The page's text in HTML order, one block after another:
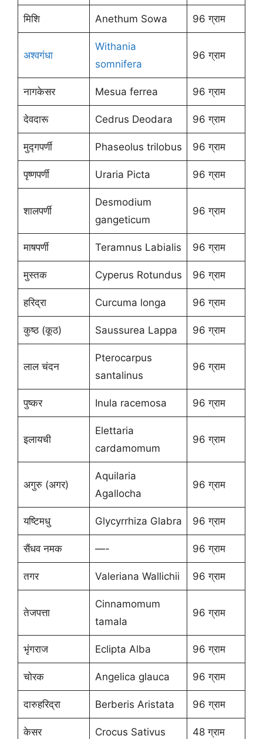
मिशि Anethum Sowa 96 ग्राम
अश्वगंधा
Withania
somnifera
96 ग्राम
नागकेसर Mesua ferrea 96 ग्राम
देवदारू Cedrus Deodara 96 ग्राम
मुद्गपर्णी Phaseolus trilobus 96 ग्राम
पृष्णपर्णी Uraria Picta 96 ग्राम
शालपर्णी
Desmodium
gangeticum
96 ग्राम
माषपर्णी Teramnus Labialis 96 ग्राम
मुस्तक Cyperus Rotundus 96 ग्राम
हरिद्रा Curcuma longa 96 ग्राम
कुष्ठ (कूठ) Saussurea Lappa 96 ग्राम
लाल चंदन
Pterocarpus
santalinus
96 ग्राम
पुष्कर Inula racemosa 96 ग्राम
इलायची
Elettaria
cardamomum
96 ग्राम
अगुरु (अगर)
Aquilaria
Agallocha
96 ग्राम
यष्टिमधु Glycyrrhiza Glabra 96 ग्राम
सैंधव नमक —- 96 ग्राम
तगर Valeriana Wallichii 96 ग्राम
तेजपत्ता
Cinnamomum
tamala
96 ग्राम
भृंगराज Eclipta Alba 96 ग्राम
चोरक Angelica glauca 96 ग्राम
दारुहरिद्रा Berberis Aristata 96 ग्राम
केसर Crocus Sativus 48 ग्राम